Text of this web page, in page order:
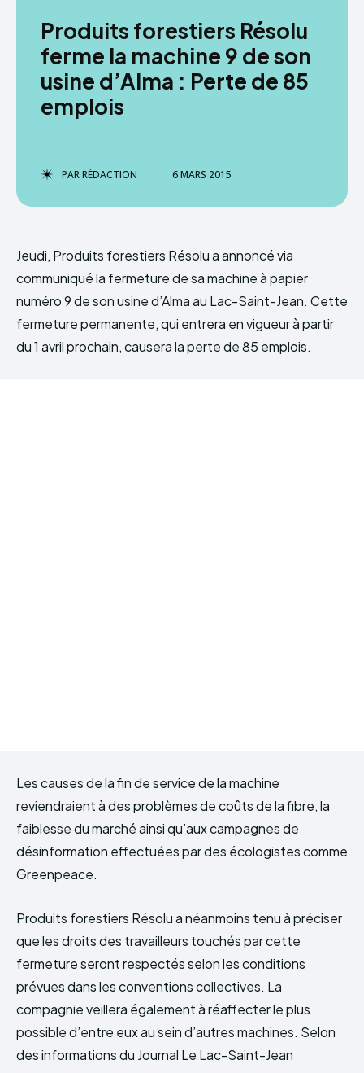
Produits forestiers Résolu
ferme la machine 9 de son
usine d’Alma : Perte de 85
emplois
PARRÉDACTION 6 MARS 2015
Jeudi, Produits forestiers Résolu a annoncé via
communiqué la fermeture de sa machine à papier
numéro 9 de son usine d’Alma au Lac-Saint-Jean. Cette
fermeture permanente, qui entrera en vigueur à partir
du 1 avril prochain, causera la perte de 85 emplois.
Les causes de la fin de service de la machine
reviendraient à des problèmes de coûts de la fibre, la
faiblesse du marché ainsi qu’aux campagnes de
désinformation effectuées par des écologistes comme
Greenpeace.
Produits forestiers Résolu a néanmoins tenu à préciser
que les droits des travailleurs touchés par cette
fermeture seront respectés selon les conditions
prévues dans les conventions collectives. La
compagnie veillera également à réaffecter le plus
possible d’entre eux au sein d’autres machines. Selon
des informations du Journal Le Lac-Saint-Jean